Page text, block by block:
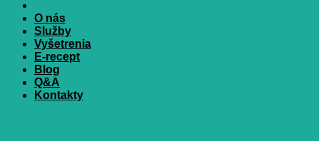
O nás
Služby
Vyšetrenia
E-recept
Blog
Q&A
Kontakty